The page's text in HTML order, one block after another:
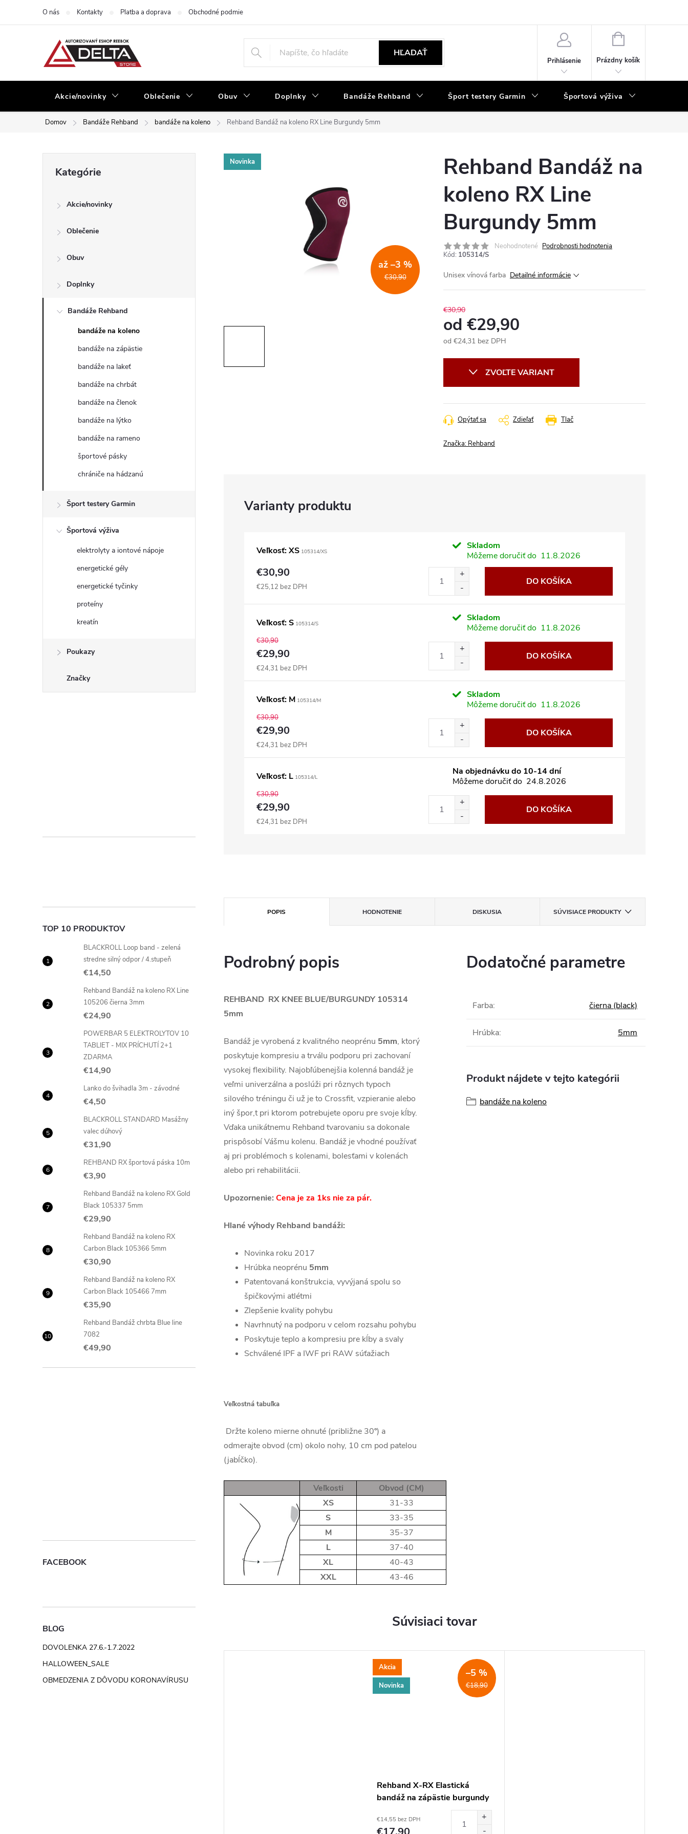
O nás Kontakty Platba a doprava Obchodné podmienky
HĽADAŤ
Prihlásenie
NÁKUPNÝ
Prázdny košík
Akcie/novinky Oblečenie Obuv Doplnky Bandáže Rehband Šport testery Garmin Športová výživa
Domov Bandáže Rehband bandáže na koleno Rehband Bandáž na koleno RX Line Burgundy 5mm
p
kategórie
Kategórie
Akcie/novinky
Oblečenie
Obuv
Doplnky
Bandáže Rehband
bandáže na koleno
bandáže na zápästie
bandáže na lakeť
bandáže na chrbát
bandáže na členok
bandáže na lýtko
bandáže na rameno
športové pásky
chrániče na hádzanú
Šport testery Garmin
Športová výživa
elektrolyty a iontové nápoje
energetické gély
energetické tyčinky
proteíny
kreatín
Poukazy
Značky
TOP 10 PRODUKTOV
BLACKROLL Loop band - zelená
stredne silný odpor / 4.stupeň
€14,50
Rehband Bandáž na koleno RX Line
105206 čierna 3mm
€24,90
POWERBAR 5 ELEKTROLYTOV 10
TABLIET - MIX PRÍCHUTÍ 2+1
ZDARMA
€14,90
Lanko do švihadla 3m - závodné
€4,50
BLACKROLL STANDARD Masážny
valec dúhový
€31,90
REHBAND RX športová páska 10m
€3,90
Rehband Bandáž na koleno RX Gold
Black 105337 5mm
€29,90
Rehband Bandáž na koleno RX
Carbon Black 105366 5mm
€30,90
Rehband Bandáž na koleno RX
Carbon Black 105466 7mm
€35,90
Rehband Bandáž chrbta Blue line
7082
€49,90
FACEBOOK
BLOG
DOVOLENKA 27.6.-1.7.2022
HALLOWEEN_SALE
OBMEDZENIA Z DÔVODU KORONAVÍRUSU
Novinka
€30,90
až –3 %
Rehband Bandáž na
koleno RX Line
Burgundy 5mm
Neohodnotené Podrobnosti hodnotenia
Kód: 105314/S
Unisex vínová farba Detailné informácie
€30,90
od €29,90
od €24,31 bez DPH
ZVOĽTE VARIANT
Tlač
Opýtať sa Zdieľať
Značka: Rehband
Veľkosť: XS 105314/XS
Skladom
Môžeme doručiť do 11.8.2026
€30,90
€25,12 bez DPH DO KOŠÍKA
Veľkosť: S 105314/S
Skladom
Môžeme doručiť do 11.8.2026
€30,90
€29,90
€24,31 bez DPH
DO KOŠÍKA
Veľkosť: M 105314/M
Skladom
Môžeme doručiť do 11.8.2026
€30,90
€29,90
€24,31 bez DPH
DO KOŠÍKA
Veľkosť: L 105314/L
Na objednávku do 10-14 dní
Môžeme doručiť do 24.8.2026
€30,90
€29,90
€24,31 bez DPH
DO KOŠÍKA
POPIS HODNOTENIE DISKUSIA SÚVISIACE PRODUKTY
Podrobný popis
REHBAND RX KNEE BLUE/BURGUNDY 105314
5mm
Bandáž je vyrobená z kvalitného neoprénu 5mm, ktorý
poskytuje kompresiu a trválu podporu pri zachovaní
vysokej flexibility. Najobľúbenejšia kolenná bandáž je
veľmi univerzálna a poslúži pri rôznych typoch
silového tréningu či už je to Crossfit, vzpieranie alebo
iný špor,t pri ktorom potrebujete oporu pre svoje kĺby.
Vďaka unikátnemu Rehband tvarovaniu sa dokonale
prispôsobí Vášmu kolenu. Bandáž je vhodné používať
aj pri problémoch s kolenami, bolesťami v kolenách
alebo pri rehabilitácii.
Upozornenie: Cena je za 1ks nie za pár.
Hlané výhody Rehband bandáži:
Novinka roku 2017
Hrúbka neoprénu 5mm
Patentovaná konštrukcia, vyvýjaná spolu so
špičkovými atlétmi
Zlepšenie kvality pohybu
Navrhnutý na podporu v celom rozsahu pohybu
Poskytuje teplo a kompresiu pre kĺby a svaly
Schválené IPF a IWF pri RAW súťažiach
Veľkostná tabuľka
Držte koleno mierne ohnuté (približne 30º) a
odmerajte obvod (cm) okolo nohy, 10 cm pod patelou
(jabĺčko).
Veľkosti
Obvod (CM)
XS
31-33
S
33-35
M
35-37
L
37-40
XL
40-43
XXL
43-46
Dodatočné parametre
Farba: čierna (black)
Hrúbka: 5mm
Produkt nájdete v tejto kategórii
bandáže na koleno
Súvisiaci tovar
Akcia
Novinka
€18,90
–5 %
Rehband X-RX Elastická
bandáž na zápästie burgundy
€14,55 bez DPH